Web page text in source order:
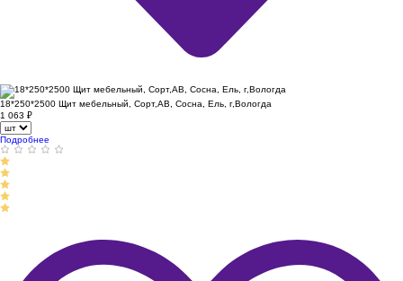
18*250*2500 Щит мебельный, Сорт,АВ, Сосна, Ель, г,Вологда
1 063 ₽
Подробнее